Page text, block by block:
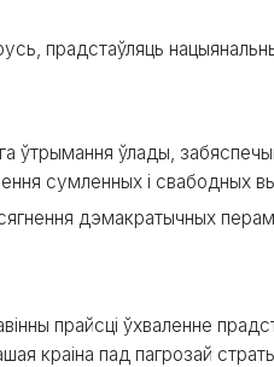
прадстаўляць
ўтрымання ўлады,
сумленных і свабодных
дэмакратычных
прайсці ўхваленне
краіна пад пагрозай